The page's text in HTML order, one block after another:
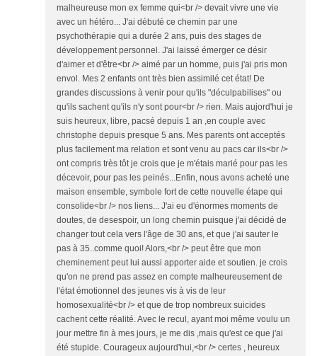
malheureuse mon ex femme qui<br /> devait vivre une vie
avec un hétéro... J'ai débuté ce chemin par une
psychothérapie qui a durée 2 ans, puis des stages de
développement personnel. J'ai laissé émerger ce désir
d'aimer et d'être<br /> aimé par un homme, puis j'ai pris mon
envol. Mes 2 enfants ont très bien assimilé cet état! De
grandes discussions à venir pour qu'ils "déculpabilises" ou
qu'ils sachent qu'ils n'y sont pour<br /> rien. Mais aujord'hui je
suis heureux, libre, pacsé depuis 1 an ,en couple avec
christophe depuis presque 5 ans. Mes parents ont acceptés
plus facilement ma relation et sont venu au pacs car ils<br />
ont compris très tôt je crois que je m'étais marié pour pas les
décevoir, pour pas les peinés...Enfin, nous avons acheté une
maison ensemble, symbole fort de cette nouvelle étape qui
consolide<br /> nos liens... J'ai eu d'énormes moments de
doutes, de desespoir, un long chemin puisque j'ai décidé de
changer tout cela vers l'âge de 30 ans, et que j'ai sauter le
pas à 35..comme quoi! Alors,<br /> peut être que mon
cheminement peut lui aussi apporter aide et soutien. je crois
qu'on ne prend pas assez en compte malheureusement de
l'état émotionnel des jeunes vis à vis de leur
homosexualité<br /> et que de trop nombreux suicides
cachent cette réalité. Avec le recul, ayant moi même voulu un
jour mettre fin à mes jours, je me dis ,mais qu'est ce que j'ai
été stupide. Courageux aujourd'hui,<br /> certes , heureux